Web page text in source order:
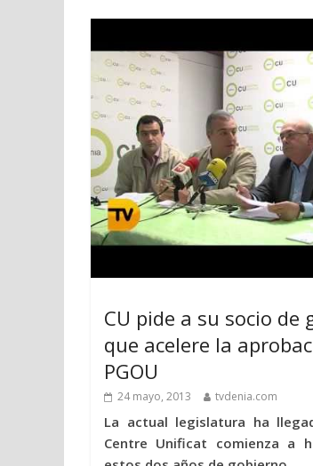
CU pide a su socio de
que acelere la
PGOU
24 mayo, 2013 tvdenia.com
La actual legislatura ha
Centre Unificat comienza a